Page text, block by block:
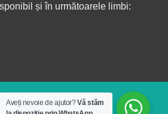
și în următoarele limbi:
Aveți nevoie de ajutor?Vă stăm